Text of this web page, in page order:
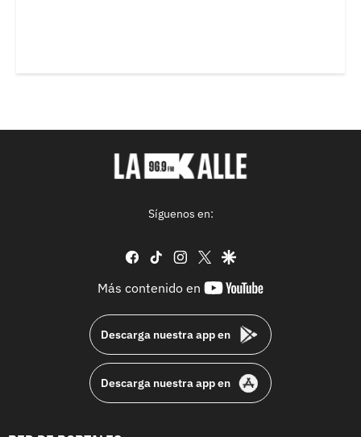
Síguenos en:
facebook
tiktok instagram
twittergoogle
Más contenido en
youtube-
Descarga nuestra app en
Descarga nuestra app en